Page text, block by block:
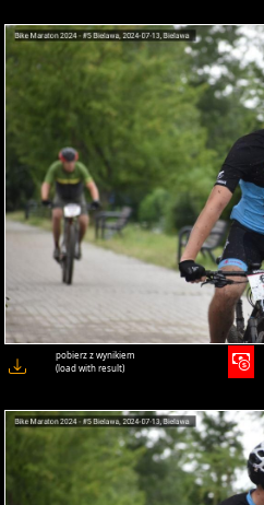
pobierz z wynikiem
(load with result)